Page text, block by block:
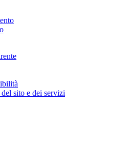
sito e dei servizi